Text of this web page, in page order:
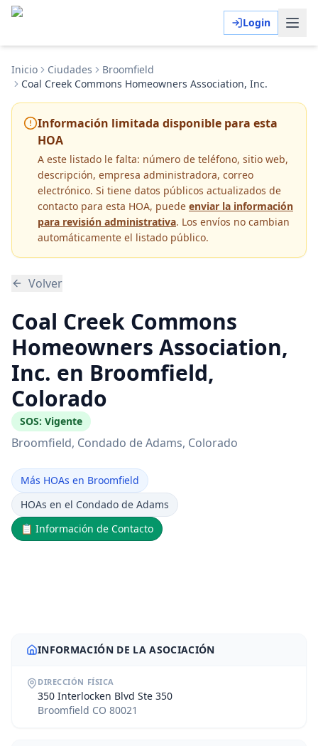
Login
Inicio Ciudades
Broomfield
Coal Creek Commons Homeowners Association, Inc.
Información limitada disponible para esta
HOA
A este listado le falta: número de teléfono, sitio web,
descripción, empresa administradora, correo
electrónico. Si tiene datos públicos actualizados de
contacto para esta HOA, puede enviar la información
para revisión administrativa. Los envíos no cambian
automáticamente el listado público.
Volver
Coal Creek Commons
Homeowners Association,
Inc. en Broomfield,
Colorado
SOS: Vigente
Broomfield, Condado de Adams, Colorado
Más HOAs en Broomfield
HOAs en el Condado de Adams
📋 Información de Contacto
INFORMACIÓN DE LA ASOCIACIÓN
DIRECCIÓN FÍSICA
350 Interlocken Blvd Ste 350
Broomfield CO 80021